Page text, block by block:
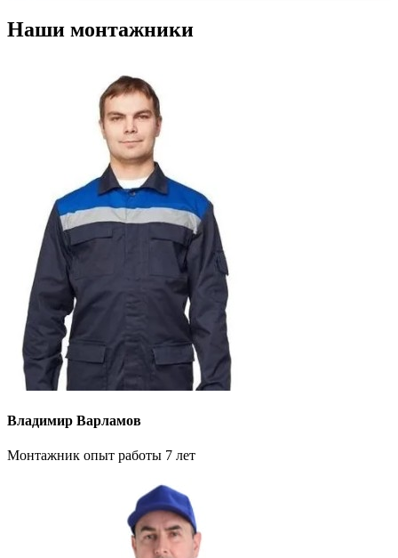
Наши монтажники
Владимир Варламов
Монтажник опыт работы 7 лет